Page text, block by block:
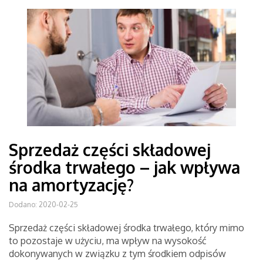
Sprzedaż części składowej
środka trwałego – jak wpływa
na amortyzację?
Dodano: 2020-02-25
Sprzedaż części składowej środka trwałego, który mimo
to pozostaje w użyciu, ma wpływ na wysokość
dokonywanych w związku z tym środkiem odpisów